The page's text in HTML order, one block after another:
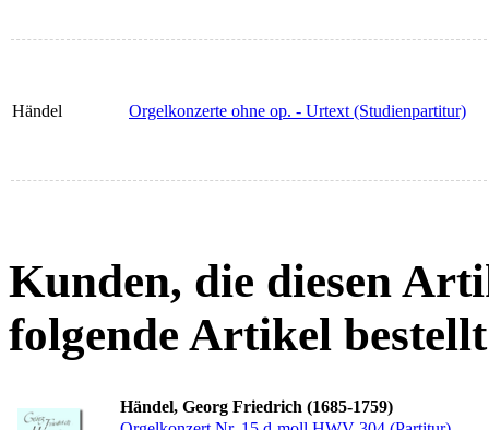
Händel Orgelkonzerte ohne op. - Urtext (Studienpartitur)
Kunden, die diesen
folgende Artikel
Händel, Georg Friedrich (1685-1759)